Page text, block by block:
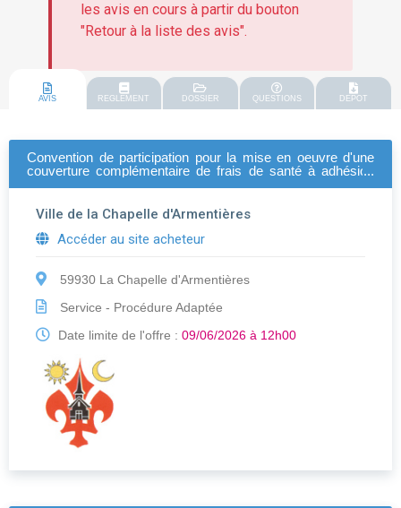
les avis en cours à partir du bouton
"Retour à la liste des avis".
AVIS REGLEMENT DOSSIER QUESTIONS DEPOT
Convention de participation pour la mise en oeuvre d'une
couverture complémentaire de frais de santé à adhésion
Ville de la Chapelle d'Armentières
Accéder au site acheteur
59930 La Chapelle d'Armentières
Service - Procédure Adaptée
Date limite de l'offre : 09/06/2026 à 12h00